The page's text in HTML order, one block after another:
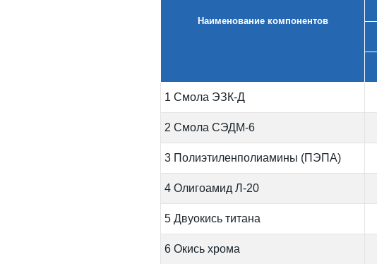
Наименование компонентов
1 Смола ЭЗК-Д
2 Смола СЭДМ-6
3 Полиэтиленполиамины (ПЭПА)
4 Олигоамид Л-20
5 Двуокись титана
6 Окись хрома